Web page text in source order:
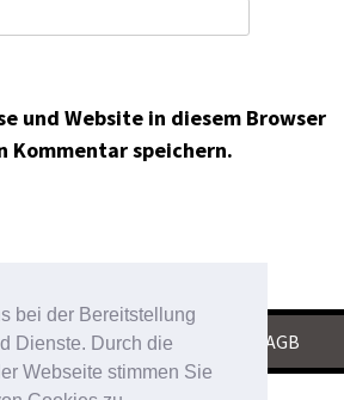
bei der Bereitstellung
Dienste. Durch die
Webseite stimmen Sie
und Website in diesem Browser
Kommentar speichern.
|DATENSCHUTZ AGB